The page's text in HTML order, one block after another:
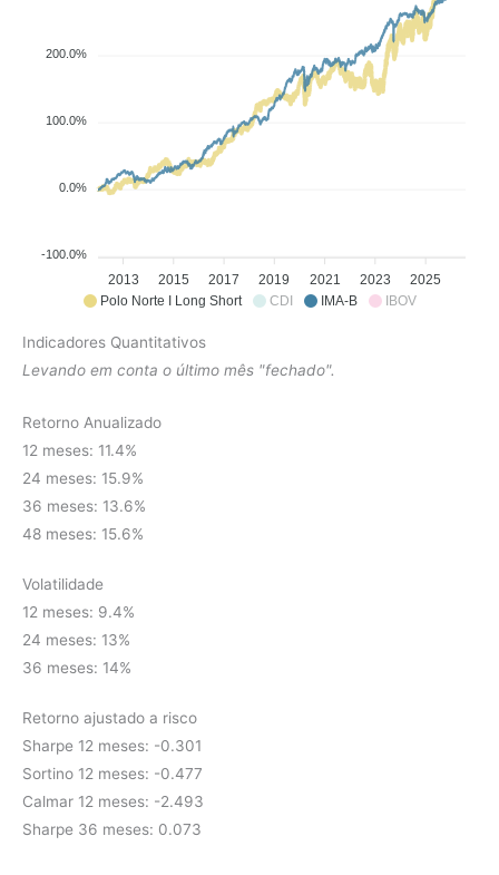
Polo Norte I Long Short CDI IMA-B IBOV
200.0%
100.0%
0.0%
-100.0%
2013 2015 2017 2019 2021 2023 2025
Indicadores Quantitativos
Levando em conta o último mês "fechado".
Retorno Anualizado
12 meses: 11.4%
24 meses: 15.9%
36 meses: 13.6%
48 meses: 15.6%
Volatilidade
12 meses: 9.4%
24 meses: 13%
36 meses: 14%
Retorno ajustado a risco
Sharpe 12 meses: -0.301
Sortino 12 meses: -0.477
Calmar 12 meses: -2.493
Sharpe 36 meses: 0.073